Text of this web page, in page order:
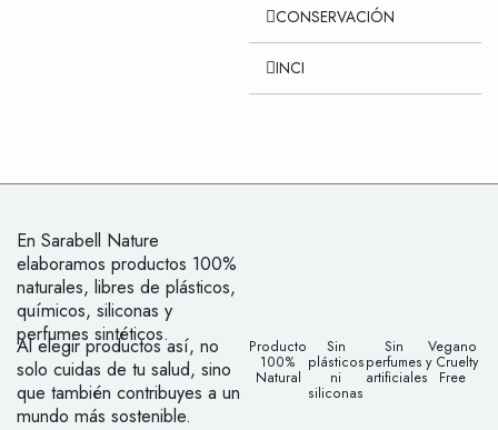
CONSERVACIÓN
INCI
En Sarabell Nature
elaboramos productos 100%
naturales, libres de plásticos,
químicos, siliconas y
perfumes sintéticos.
Al elegir productos así, no
solo cuidas de tu salud, sino
que también contribuyes a un
mundo más sostenible.
Producto
100%
Natural
Sin
plásticos
ni
siliconas
Sin
perfumes
artificiales
Vegano
y Cruelty
Free